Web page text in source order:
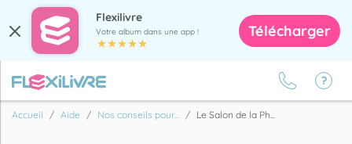
Flexilivre
Votre album dans une app ! Télécharger
Accueil Aide Nos conseils pour... Le Salon de la Ph...